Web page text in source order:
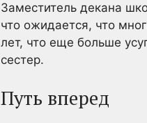
Заместитель декана
что ожидается, что
лет, что еще больше
сестер.
Путь вперед